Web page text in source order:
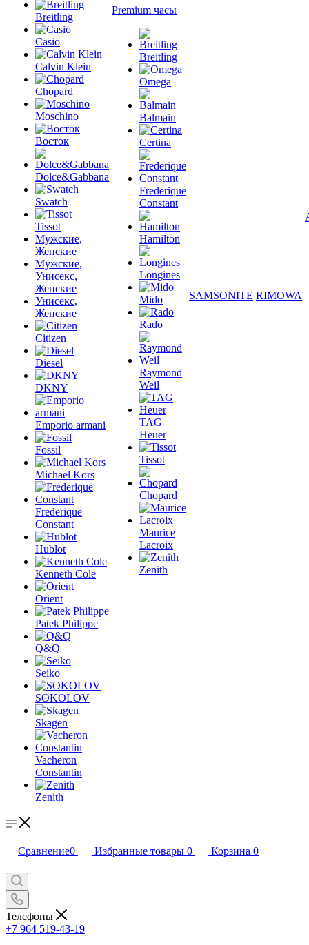
Breitling
Casio
Calvin Klein
Chopard
Moschino
Восток
Dolce&Gabbana
Swatch
Tissot
Мужские,
Женские
Мужские,
Унисекс,
Женские
Унисекс,
Женские
Citizen
Diesel
DKNY
Emporio armani
Fossil
Michael Kors
Frederique
Constant
Hublot
Kenneth Cole
Orient
Patek Philippe
Q&Q
Seiko
SOKOLOV
Skagen
Vacheron
Constantin
Zenith
Premium часы
Breitling
Omega
Balmain
Certina
Frederique
Constant
Hamilton
Longines
Mido
Rado
Raymond
Weil
TAG
Heuer
Tissot
Chopard
Maurice
Lacroix
Zenith
SAMSONITE RIMOWA
Сравнение0 Избранные товары 0 Корзина 0
Телефоны
+7 964 519-43-19